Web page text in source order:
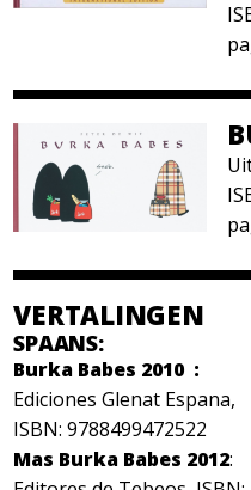
VERTALINGEN
SPAANS:
Burka Babes 2010 :
Ediciones Glenat Espana,
ISBN: 9788499472522
Mas Burka Babes 2012: